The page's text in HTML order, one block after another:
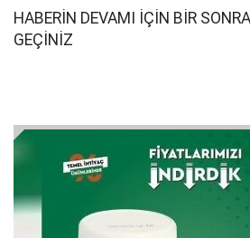
HABERİN DEVAMI İÇİN BİR
GEÇİNİZ